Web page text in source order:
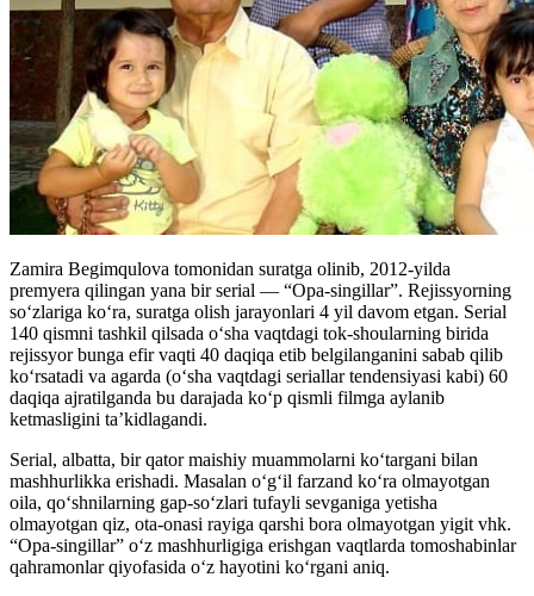
Zamira Begimqulova tomonidan suratga olinib, 2012-yilda
premyera qilingan yana bir serial — “Opa-singillar”. Rejissyorning
soʻzlariga koʻra, suratga olish jarayonlari 4 yil davom etgan. Serial
140 qismni tashkil qilsada oʻsha vaqtdagi tok-shoularning birida
rejissyor bunga efir vaqti 40 daqiqa etib belgilanganini sabab qilib
koʻrsatadi va agarda (oʻsha vaqtdagi seriallar tendensiyasi kabi) 60
daqiqa ajratilganda bu darajada koʻp qismli filmga aylanib
ketmasligini ta’kidlagandi.
Serial, albatta, bir qator maishiy muammolarni koʻtargani bilan
mashhurlikka erishadi. Masalan oʻgʻil farzand koʻra olmayotgan
oila, qoʻshnilarning gap-soʻzlari tufayli sevganiga yetisha
olmayotgan qiz, ota-onasi rayiga qarshi bora olmayotgan yigit vhk.
“Opa-singillar” oʻz mashhurligiga erishgan vaqtlarda tomoshabinlar
qahramonlar qiyofasida oʻz hayotini koʻrgani aniq.